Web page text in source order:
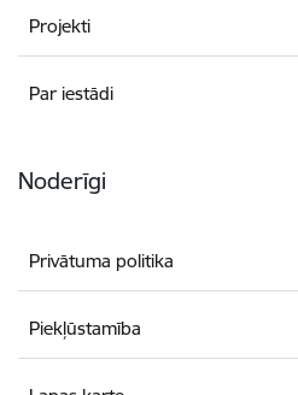
Projekti
Par iestādi
Noderīgi
Privātuma politika
Piekļūstamība